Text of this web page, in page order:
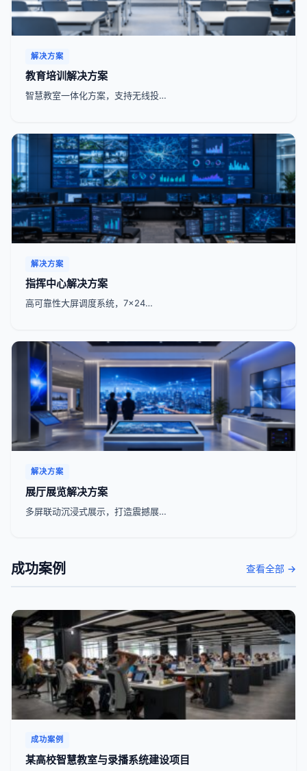
解决方案
教育培训解决方案
智慧教室一体化方案，支持无线投…
解决方案
指挥中心解决方案
高可靠性大屏调度系统，7x24…
解决方案
展厅展览解决方案
多屏联动沉浸式展示，打造震撼展…
成功案例 查看全部 →
成功案例
某高校智慧教室与录播系统建设项目